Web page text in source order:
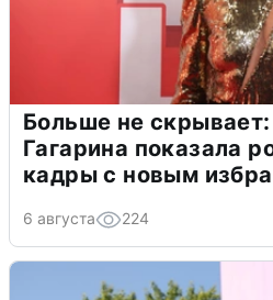
Больше не
Гагарина показала
кадры с новым
6 августа 224